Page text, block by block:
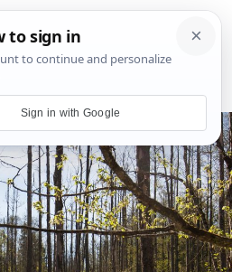
Sign in with Google